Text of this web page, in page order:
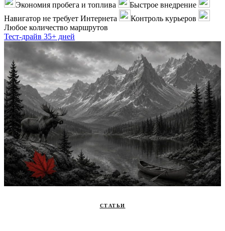
Экономия пробега и топлива
Быстрое внедрение
Навигатор не требует Интернета
Контроль курьеров
Любое количество маршрутов
Тест-драйв 35+ дней
СТАТЬИ